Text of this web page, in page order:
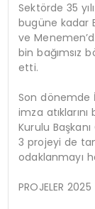
Sektörde 35
bugüne kadar
ve
bin bağımsız
etti.
Son dönemde
imza
Kurulu
3 projeyi de
odaklanmayı
PROJELER 2025